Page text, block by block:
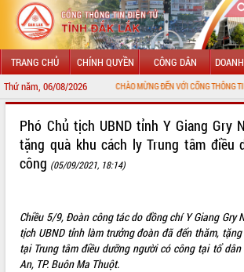
TRANG CHỦ CHÍNH QUYỀN CÔNG DÂN
Thứ năm, 06/08/2026CHÀO MỪNG ĐẾN VỚI CỔNG THÔNG TIN ĐIỆN TỬ TỈNH
LÃNH ĐẠO UBND TỈNH
SỞ, BAN, NGÀNH
UBND CÁC XÃ, PHƯỜNG
Phó Chủ tịch UBND tỉnh Y Giang Gry
tặng quà khu cách ly Trung tâm điều
công (05/09/2021, 18:14)
Chiều 5/9, Đoàn công tác do đồng chí Y Giang Gry
tịch UBND tỉnh làm trưởng đoàn đã đến thăm,
tại Trung tâm điều dưỡng người có công tại tổ
An, TP. Buôn Ma Thuột.